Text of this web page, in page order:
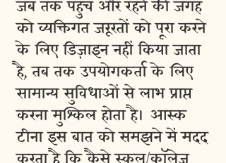
को व्यक्तिगत जरूरतों को पूरा करने
के लिए डिज़ाइन नहीं किया जाता
है, तब तक उपयोगकर्ता के लिए
सामान्य सुविधाओं से लाभ प्राप्त
करना मुश्किल होता है। आस्क
टीना इस बात को समझने में मदद